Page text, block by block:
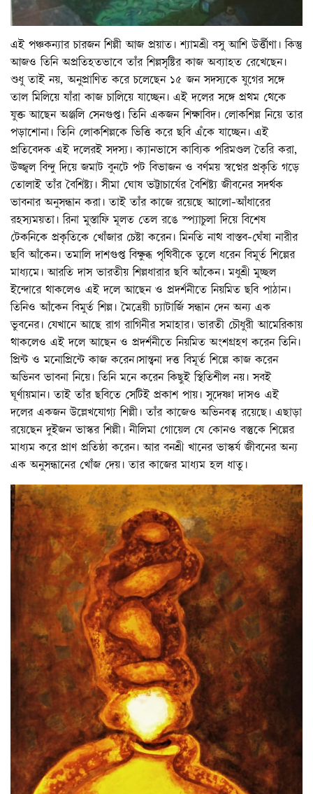
এই পঞ্চকন্যার চারজন শিল্পী আজ প্রয়াত। শ্যামশ্রী বসু আশি উর্ত্তীণা। কিন্তু
আজও তিনি অপ্রতিহতভাবে তাঁর শিল্পসৃষ্টির কাজ অব্যাহত রেখেছেন।
শুধু তাই নয়, অনুপ্রাণিত করে চলেছেন ১৫ জন সদস্যকে যুগের সঙ্গে
তাল মিলিয়ে যাঁরা কাজ চালিয়ে যাচ্ছেন। এই দলের সঙ্গে প্রথম থেকে
যুক্ত আছেন অঞ্জলি সেনগুপ্ত। তিনি একজন শিক্ষাবিদ। লোকশিল্প নিয়ে তার
পড়াশোনা। তিনি লোকশিল্পকে ভিত্তি করে ছবি এঁকে যাচ্ছেন। এই
প্রতিবেদক এই দলেরই সদস্য। ক্যানভাসে কাব্যিক পরিমণ্ডল তৈরি করা,
উজ্জ্বল বিন্দু দিয়ে জমাট বুনটে পট বিভাজন ও বর্ণময় স্বপ্নের প্রকৃতি গড়ে
তোলাই তাঁর বৈশিষ্ট্য। সীমা ঘোষ ভট্টাচার্যের বৈশিষ্ট্য জীবনের সদর্থক
ভাবনার অনুসন্ধান করা। তাই তাঁর কাজে রয়েছে আলো-আঁধারের
রহস্যময়তা। রিনা মুস্তাফি মূলত তেল রঙে স্প্যাচুলা দিয়ে বিশেষ
টেকনিকে প্রকৃতিকে খোঁজার চেষ্টা করেন। মিনতি নাথ বাস্তব-ঘেঁষা নারীর
ছবি আঁকেন। তমালি দাশগুপ্ত বিক্ষুব্ধ পৃথিবীকে তুলে ধরেন বিমুর্ত শিল্পের
মাধ্যমে। আরতি দাস ভারতীয় শিল্পধারার ছবি আঁকেন। মধুশ্রী মুচ্ছল
ইন্দোরে থাকলেও এই দলে আছেন ও প্রদর্শনীতে নিয়মিত ছবি পাঠান।
তিনিও আঁকেন বিমুর্ত শিল্প। মৈত্রেয়ী চ্যাটার্জি সন্ধান দেন অন্য এক
ভুবনের। যেখানে আছে রাগ রাগিনীর সমাহার। ভারতী চৌধুরী আমেরিকায়
থাকলেও এই দলে আছেন ও প্রদর্শনীতে নিয়মিত অংশগ্রহণ করেন তিনি।
প্রিন্ট ও মনোপ্রিন্টে কাজ করেন।সান্ত্বনা দত্ত বিমূর্ত শিল্পে কাজ করেন
অভিনব ভাবনা নিয়ে। তিনি মনে করেন কিছুই স্থিতিশীল নয়। সবই
ঘূর্ণায়মান। তাই তাঁর ছবিতে সেটিই প্রকাশ পায়। সুদেষ্ণা দাসও এই
দলের একজন উল্লেখযোগ্য শিল্পী। তাঁর কাজেও অভিনবত্ব রয়েছে। এছাড়া
রয়েছেন দুইজন ভাস্কর শিল্পী। নীলিমা গোয়েল যে কোনও বস্তুকে শিল্পের
মাধ্যম করে প্রাণ প্রতিষ্ঠা করেন। আর বনশ্রী খানের ভাস্কর্য জীবনের অন্য
এক অনুসন্ধানের খোঁজ দেয়। তার কাজের মাধ্যম হল ধাতু।